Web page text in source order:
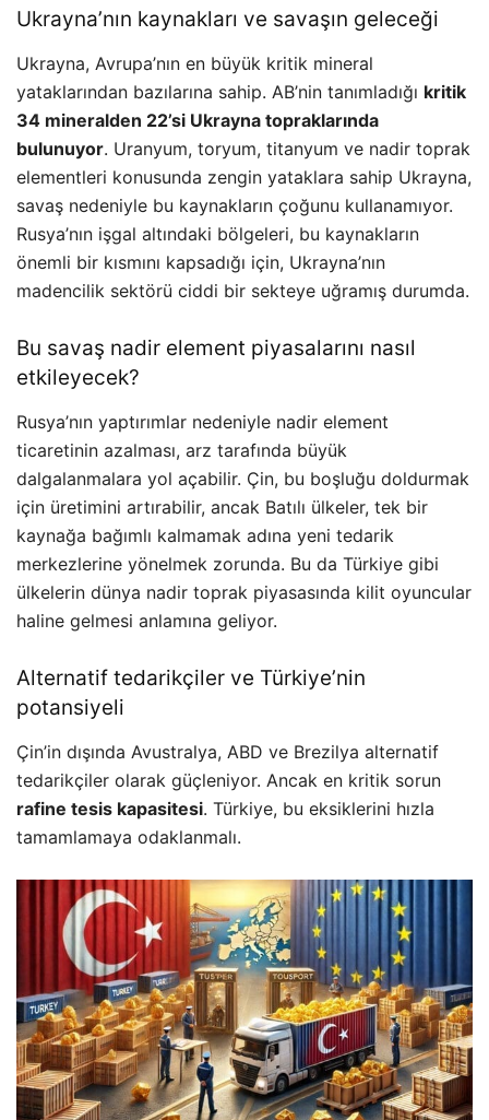
Ukrayna’nın kaynakları ve savaşın geleceği
Ukrayna, Avrupa’nın en büyük kritik mineral
yataklarından bazılarına sahip. AB’nin tanımladığı kritik
34 mineralden 22’si Ukrayna topraklarında
bulunuyor. Uranyum, toryum, titanyum ve nadir toprak
elementleri konusunda zengin yataklara sahip Ukrayna,
savaş nedeniyle bu kaynakların çoğunu kullanamıyor.
Rusya’nın işgal altındaki bölgeleri, bu kaynakların
önemli bir kısmını kapsadığı için, Ukrayna’nın
madencilik sektörü ciddi bir sekteye uğramış durumda.
Bu savaş nadir element piyasalarını nasıl
etkileyecek?
Rusya’nın yaptırımlar nedeniyle nadir element
ticaretinin azalması, arz tarafında büyük
dalgalanmalara yol açabilir. Çin, bu boşluğu doldurmak
için üretimini artırabilir, ancak Batılı ülkeler, tek bir
kaynağa bağımlı kalmamak adına yeni tedarik
merkezlerine yönelmek zorunda. Bu da Türkiye gibi
ülkelerin dünya nadir toprak piyasasında kilit oyuncular
haline gelmesi anlamına geliyor.
Alternatif tedarikçiler ve Türkiye’nin
potansiyeli
Çin’in dışında Avustralya, ABD ve Brezilya alternatif
tedarikçiler olarak güçleniyor. Ancak en kritik sorun
rafine tesis kapasitesi. Türkiye, bu eksiklerini hızla
tamamlamaya odaklanmalı.